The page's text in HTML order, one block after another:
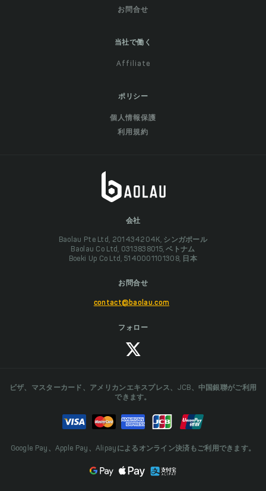
お問合せ
当社で働く
Affiliate
ポリシー
個人情報保護
利用規約
会社
Baolau Pte Ltd, 201434204K, シンガポール
Baolau Co Ltd, 0313838015, ベトナム
Boeki Up Co Ltd, 5140001101308, 日本
お問合せ
contact@baolau.com
フォロー
ビザ、マスターカード、アメリカンエキスプレス、JCB、中国銀聯がご利用
できます。
Google Pay、Apple Pay、Alipayによるオンライン決済もご利用できます。